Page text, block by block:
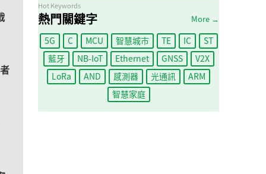
Hot Keywords
熱門關鍵字 More →
5G C MCU 智慧城市 TE IC
ST
藍牙
NB-IoT Ethernet GNSS
V2X
LoRa
AND 感測器 光通訊
ARM
智慧家庭